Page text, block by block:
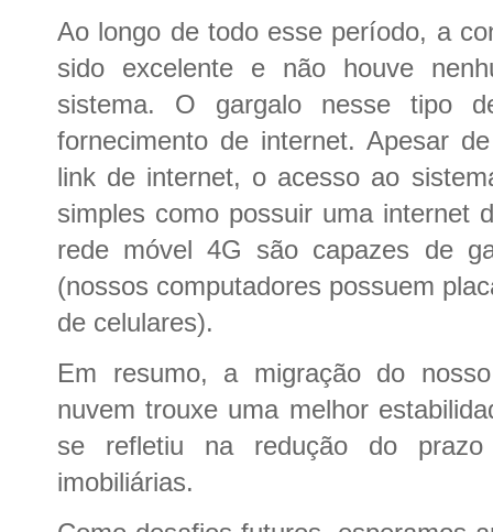
Ao longo de todo esse período, a
sido excelente e não houve
sistema. O gargalo nesse tipo
fornecimento de internet. Apesar
link de internet, o acesso ao
simples como possuir uma internet
rede móvel 4G são capazes de
(nossos computadores possuem
de celulares).
Em resumo, a migração do
nuvem trouxe uma melhor
se refletiu na redução do
imobiliárias.